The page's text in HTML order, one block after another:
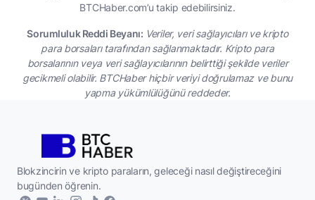
BTCHaber.com’u takip edebilirsiniz.
Sorumluluk Reddi Beyanı: Veriler, veri sağlayıcıları ve kripto
para borsaları tarafından sağlanmaktadır. Kripto para
borsalarının veya veri sağlayıcılarının belirttiği şekilde veriler
gecikmeli olabilir. BTCHaber hiçbir veriyi doğrulamaz ve bunu
yapma yükümlülüğünü reddeder.
Blokzincirin ve kripto paraların, geleceği nasıl değiştireceğini
bugünden öğrenin.